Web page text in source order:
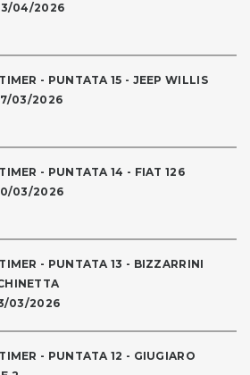
04/2026
- PUNTATA 15 - JEEP WILLIS
03/2026
- PUNTATA 14 - FIAT 126
03/2026
- PUNTATA 13 - BIZZARRINI
03/2026
- PUNTATA 12 - GIUGIARO